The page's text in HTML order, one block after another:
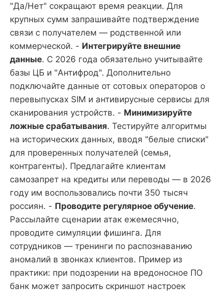
"Да/Нет" сокращают время реакции. Для
крупных сумм запрашивайте подтверждение
связи с получателем — родственной или
коммерческой. - Интегрируйте внешние
данные. С 2026 года обязательно учитывайте
базы ЦБ и "Антифрод". Дополнительно
подключайте данные от сотовых операторов о
перевыпусках SIM и антивирусные сервисы для
сканирования устройств. - Минимизируйте
ложные срабатывания. Тестируйте алгоритмы
на исторических данных, вводя "белые списки"
для проверенных получателей (семья,
контрагенты). Предлагайте клиентам
самозапрет на кредиты или переводы — в 2026
году им воспользовались почти 350 тысяч
россиян. - Проводите регулярное обучение.
Рассылайте сценарии атак ежемесячно,
проводите симуляции фишинга. Для
сотрудников — тренинги по распознаванию
аномалий в звонках клиентов. Пример из
практики: при подозрении на вредоносное ПО
банк может запросить скриншот настроек